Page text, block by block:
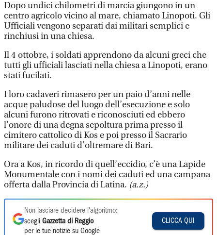
Dopo undici chilometri di marcia giungono in un
centro agricolo vicino al mare, chiamato Linopoti. Gli
Ufficiali vengono separati dai militari semplici e
rinchiusi in una chiesa.
Il 4 ottobre, i soldati apprendono da alcuni greci che
tutti gli ufficiali lasciati nella chiesa a Linopoti, erano
stati fucilati.
I loro cadaveri rimasero per un paio d’anni nelle
acque paludose del luogo dell’esecuzione e solo
alcuni furono ritrovati e riconosciuti ed ebbero
l’onore di una degna sepoltura prima presso il
cimitero cattolico di Kos e poi presso il Sacrario
militare dei caduti d’oltremare di Bari.
Ora a Kos, in ricordo di quell’eccidio, c’è una Lapide
Monumentale con i nomi dei caduti ed una campana
offerta dalla Provincia di Latina. (a.z.)
Non lasciare decidere l'algoritmo:
scegli Gazzetta di Reggio
per le tue notizie su Google
CLICCA QUI